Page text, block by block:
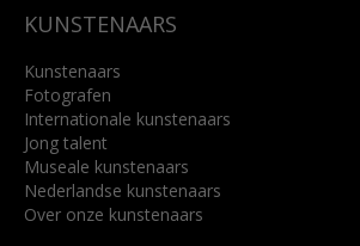
KUNSTENAARS
Kunstenaars
Fotografen
Internationale kunstenaars
Jong talent
Museale kunstenaars
Nederlandse kunstenaars
Over onze kunstenaars